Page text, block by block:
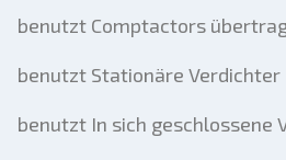
benutzt Comptactors
benutzt Stationäre Verdichter
benutzt In sich geschlossene